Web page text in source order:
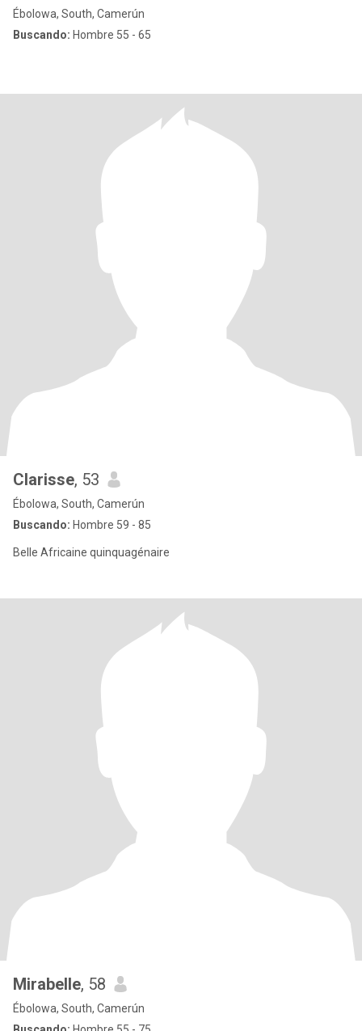
Ébolowa, South, Camerún
Buscando: Hombre 55 - 65
Clarisse, 53
Ébolowa, South, Camerún
Buscando: Hombre 59 - 85
Belle Africaine quinquagénaire
Mirabelle, 58
Ébolowa, South, Camerún